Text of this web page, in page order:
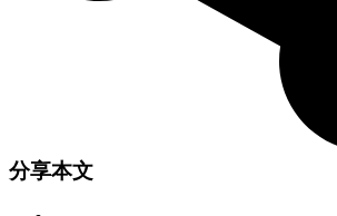
分享本文